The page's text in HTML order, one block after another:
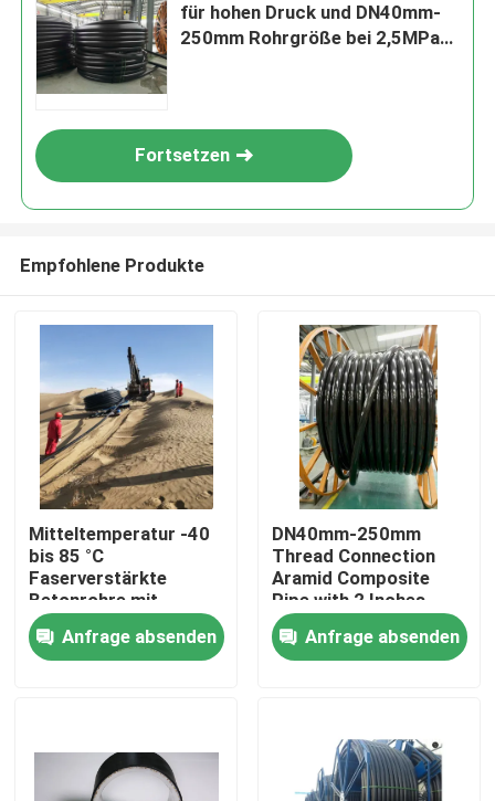
Startseite
VR Show
für hohen Druck und DN40mm-
250mm Rohrgröße bei 2,5MPa-
Fortsetzen
Empfohlene Produkte
Mitteltemperatur -40
bis 85 °C
Faserverstärkte
Betonrohre mit
ausgezeichneter
Korrosionsbeständigkeit
Anfrage absenden
DN40mm-250mm
Thread Connection
Aramid Composite
Pipe with 2 Inches
Inner Diameter Flange
Anfrage absenden